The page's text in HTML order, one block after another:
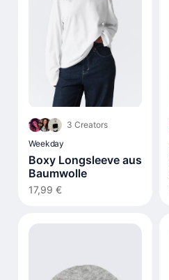
3 Creators
Weekday
Boxy Longsleeve aus
Baumwolle
17,99 €